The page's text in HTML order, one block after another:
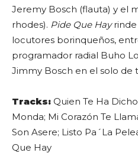
Jeremy Bosch (flauta) y el
rhodes). Pide Que Hayrinde
locutores borinqueños,
programador radial Buho
Jimmy Bosch en el solo de
Tracks: Quien Te Ha
Monda; Mi Corazón Te
Son Asere; Listo Pa´La
Que Hay